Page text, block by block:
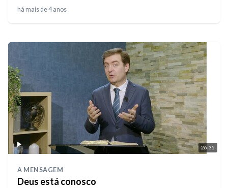
há mais de 4 anos
26:35
A MENSAGEM
Deus está conosco